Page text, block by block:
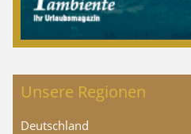
Unsere Regionen
Deutschland